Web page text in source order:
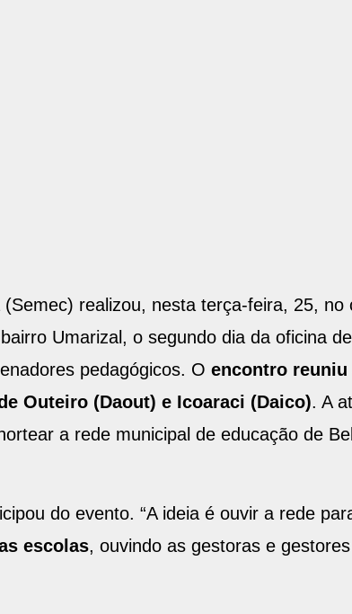
realizou, nesta terça-feira, 25, no
Umarizal, o segundo dia da oficina de
pedagógicos. O encontro reuniu
Outeiro (Daout) e Icoaraci (Daico). A
a rede municipal de educação de
do evento. “A ideia é ouvir a rede
escolas, ouvindo as gestoras e